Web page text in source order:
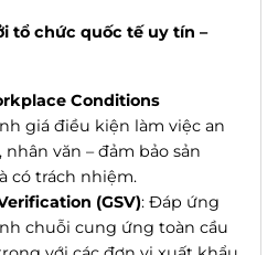
tổ chức quốc tế uy tín –
Conditions
giá điều kiện làm việc an
văn – đảm bảo sản
có trách nhiệm.
(GSV): Đáp ứng
chuỗi cung ứng toàn cầu